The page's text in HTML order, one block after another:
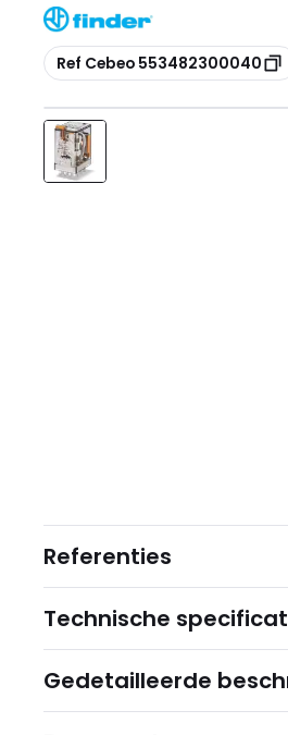
Kopiëren
Ref Cebeo 553482300040
Referenties
Technische
Gedetailleerde